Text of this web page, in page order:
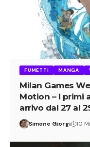
FUMETTI MANGA
Milan Games
Motion – I primi
arrivo dal 27 al
Simone Giorgi 10